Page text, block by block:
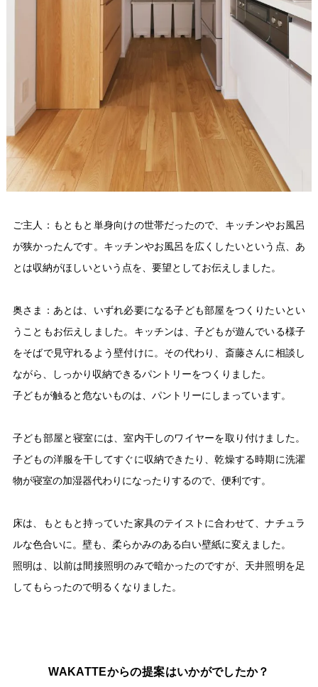
ご主人：もともと単身向けの世帯だったので、キッチンやお風呂
が狭かったんです。キッチンやお風呂を広くしたいという点、あ
とは収納がほしいという点を、要望としてお伝えしました。
奥さま：あとは、いずれ必要になる子ども部屋をつくりたいとい
うこともお伝えしました。キッチンは、子どもが遊んでいる様子
をそばで見守れるよう壁付けに。その代わり、斎藤さんに相談し
ながら、しっかり収納できるパントリーをつくりました。
子どもが触ると危ないものは、パントリーにしまっています。
子ども部屋と寝室には、室内干しのワイヤーを取り付けました。
子どもの洋服を干してすぐに収納できたり、乾燥する時期に洗濯
物が寝室の加湿器代わりになったりするので、便利です。
床は、もともと持っていた家具のテイストに合わせて、ナチュラ
ルな色合いに。壁も、柔らかみのある白い壁紙に変えました。
照明は、以前は間接照明のみで暗かったのですが、天井照明を足
してもらったので明るくなりました。
WAKATTEからの提案はいかがでしたか？